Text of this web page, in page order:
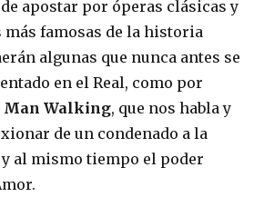
apostar por óperas clásicas y
más famosas de la historia
algunas que nunca antes se
en el Real, como por
Man Walking, que nos habla y
de un condenado a la
al mismo tiempo el poder